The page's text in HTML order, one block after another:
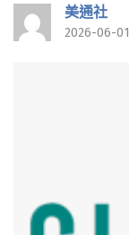
美通社
2026-06-01